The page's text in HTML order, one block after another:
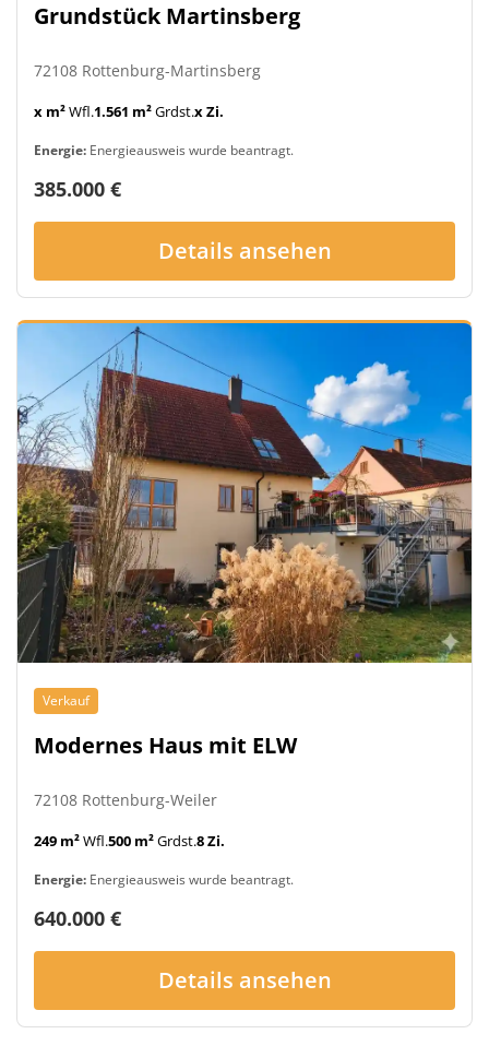
Grundstück Martinsberg
72108 Rottenburg-Martinsberg
x m²Wfl.1.561 m²Grdst.x Zi.
Energie: Energieausweis wurde beantragt.
385.000 €
Details ansehen
Verkauf
Modernes Haus mit ELW
72108 Rottenburg-Weiler
249 m²Wfl.500 m²Grdst.8 Zi.
Energie: Energieausweis wurde beantragt.
640.000 €
Details ansehen